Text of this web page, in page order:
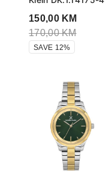
150,00 KM
170,00KM
SAVE 12%